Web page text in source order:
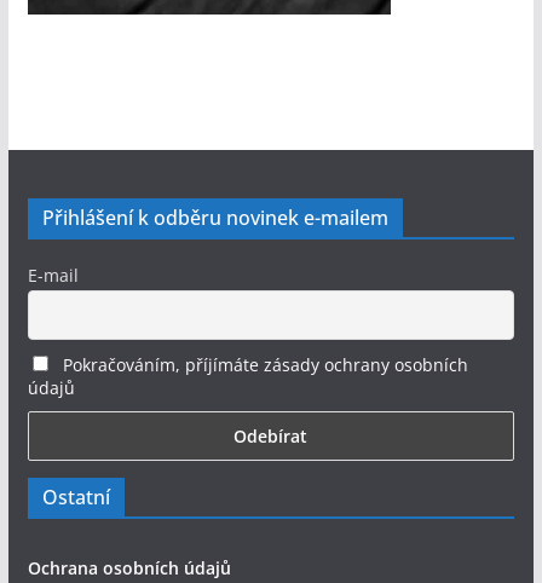
Přihlášení k odběru novinek e-mailem
E-mail
Pokračováním, příjímáte zásady ochrany osobních
údajů
Ostatní
Ochrana osobních údajů